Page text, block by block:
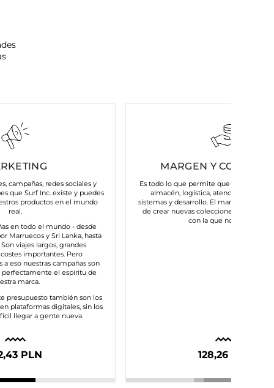
campañas, redes sociales y
que Surf Inc. existe y puedes
productos en el mundo
real.
en todo el mundo - desde
Marruecos y Sri Lanka, hasta
Son viajes largos, grandes
importantes. Pero
a eso nuestras campañas son
perfectamente el espíritu de
marca.
presupuesto también son los
plataformas digitales, sin los
llegar a gente nueva.
PLN
MARGEN Y COSTES
Es todo lo que permite que nuestra
almacén, logística, atención al
sistemas y desarrollo. El margen nos da
de crear nuevas colecciones y
con la que nos asocias.
128,26 PLN